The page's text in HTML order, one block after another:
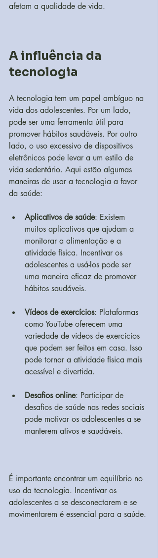
afetam a qualidade de vida.
A influência da
tecnologia
A tecnologia tem um papel ambíguo na
vida dos adolescentes. Por um lado,
pode ser uma ferramenta útil para
promover hábitos saudáveis. Por outro
lado, o uso excessivo de dispositivos
eletrônicos pode levar a um estilo de
vida sedentário. Aqui estão algumas
maneiras de usar a tecnologia a favor
da saúde:
Aplicativos de saúde: Existem
muitos aplicativos que ajudam a
monitorar a alimentação e a
atividade física. Incentivar os
adolescentes a usá-los pode ser
uma maneira eficaz de promover
hábitos saudáveis.
Vídeos de exercícios: Plataformas
como YouTube oferecem uma
variedade de vídeos de exercícios
que podem ser feitos em casa. Isso
pode tornar a atividade física mais
acessível e divertida.
Desafios online: Participar de
desafios de saúde nas redes sociais
pode motivar os adolescentes a se
manterem ativos e saudáveis.
É importante encontrar um equilíbrio no
uso da tecnologia. Incentivar os
adolescentes a se desconectarem e se
movimentarem é essencial para a saúde.